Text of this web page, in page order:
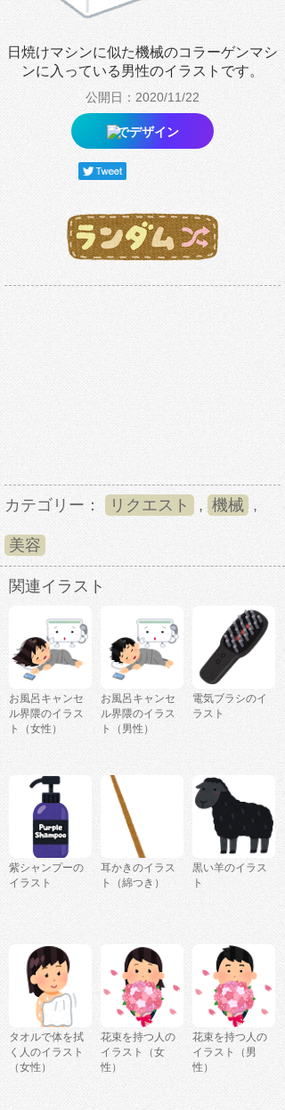
日焼けマシンに似た機械のコラーゲンマシ
ンに入っている男性のイラストです。
公開日：2020/11/22
でデザイン
カテゴリー： リクエスト , 機械 ,
美容
関連イラスト
お風呂キャンセ
ル界隈のイラス
ト（女性）
お風呂キャンセ
ル界隈のイラス
ト（男性）
電気ブラシのイ
ラスト
紫シャンプーの
イラスト
耳かきのイラス
ト（綿つき）
黒い羊のイラス
ト
タオルで体を拭
く人のイラスト
（女性）
花束を持つ人の
イラスト（女
性）
花束を持つ人の
イラスト（男
性）